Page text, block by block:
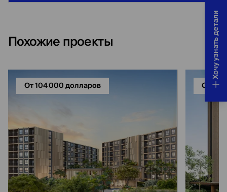
Хочу узнать детали
Похожие проекты
От 104 000 долларов От